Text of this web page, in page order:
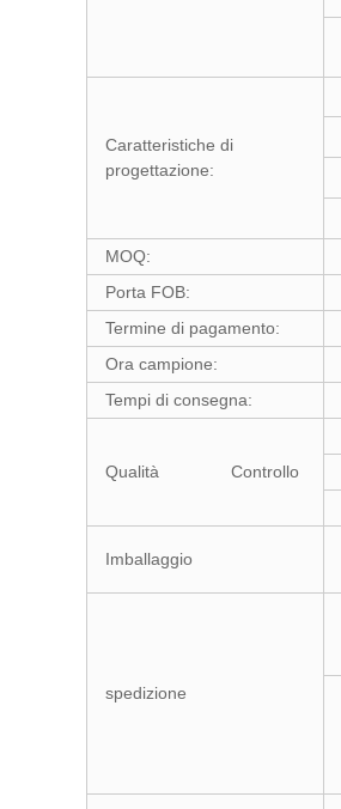
Caratteristiche di
progettazione:
MOQ:
Porta FOB:
Termine di pagamento:
Ora campione:
Tempi di consegna:
Qualità Controllo
Imballaggio
spedizione